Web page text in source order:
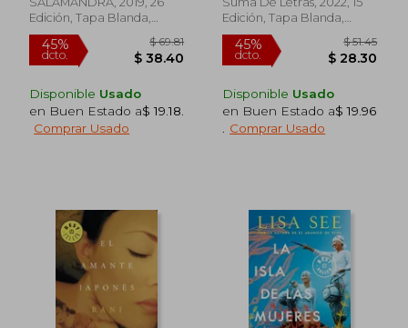
45% 45%
Edición, Tapa Blanda,
Nuevo
Disponible Usado
en Buen Estado a$ 19.18
Comprar Usado
Edición, Tapa Blanda,
Nuevo
Disponible Usado
en Buen Estado a$ 19.96
Comprar Usado